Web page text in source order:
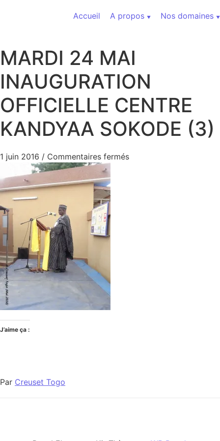
Accueil
A propos Nos domaines
MARDI 24 MAI
INAUGURATION
OFFICIELLE CENTRE
KANDYAA SOKODE (3)
1 juin 2016 / Commentaires ferméssur MARDI 24 MAI
J’aime ça :
Par Creuset Togo